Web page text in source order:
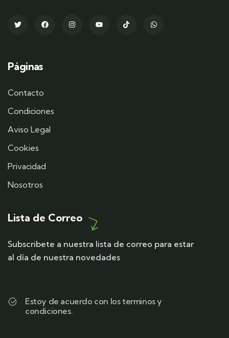
Páginas
Contacto
Condiciones
Aviso Legal
Cookies
Privacidad
Nosotros
Lista de Correo
Subscribete a nuestra lista de correo para estar
al día de nuestra novedades
Estoy de acuerdo con los terminos y
condiciones.